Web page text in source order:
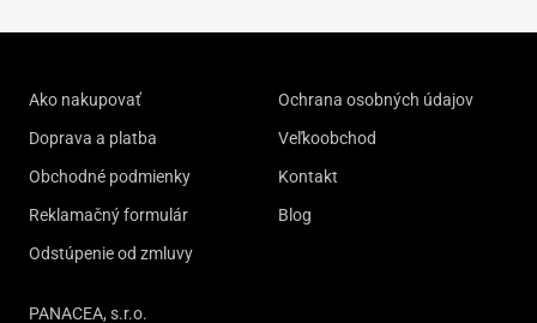
Ako nakupovať
Doprava a platba
Obchodné podmienky
Reklamačný formulár
Odstúpenie od zmluvy
Ochrana osobných údajov
Veľkoobchod
Kontakt
Blog
PANACEA, s.r.o.